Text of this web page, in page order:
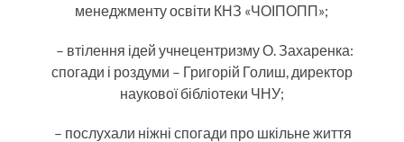
менеджменту освіти КНЗ «ЧОІПОПП»;
– втілення ідей учнецентризму О. Захаренка:
спогади і роздуми – Григорій Голиш, директор
наукової бібліотеки ЧНУ;
– послухали ніжні спогади про шкільне життя